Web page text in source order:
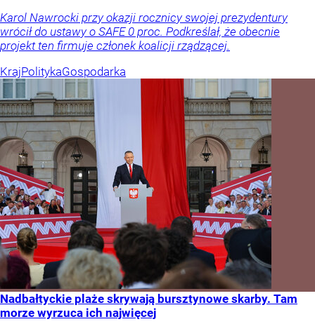
Karol Nawrocki przy okazji rocznicy swojej prezydentury
wrócił do ustawy o SAFE 0 proc. Podkreślał, że obecnie
projekt ten firmuje członek koalicji rządzącej.
KrajPolitykaGospodarka
Nadbałtyckie plaże skrywają bursztynowe skarby. Tam
morze wyrzuca ich najwięcej